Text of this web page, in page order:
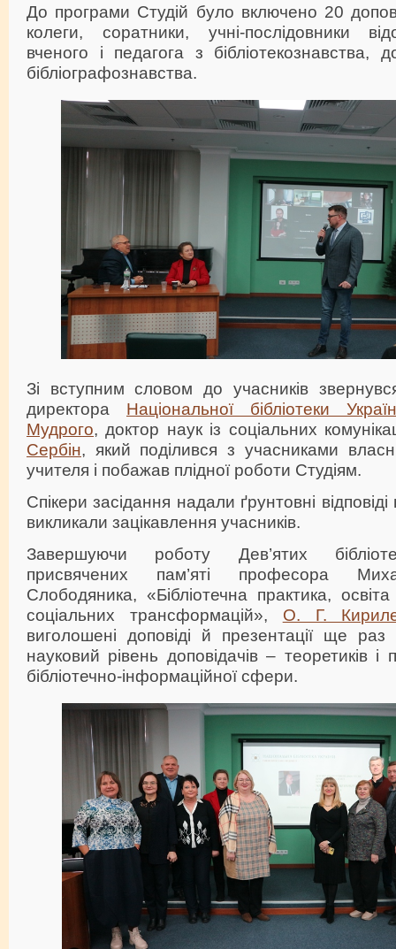
До програми Студій було включено 20
колеги, соратники, учні-послідовники
вченого і педагога з бібліотекознавства,
бібліографознавства.
Зі вступним словом до учасників
директора Національної бібліотеки
Мудрого, доктор наук із соціальних
Сербін, який поділився з учасниками
учителя і побажав плідної роботи Студіям.
Спікери засідання надали ґрунтовні
викликали зацікавлення учасників.
Завершуючи роботу Дев’ятих
присвячених пам’яті професора
Слободяника, «Бібліотечна практика,
соціальних трансформацій», О. Г.
виголошені доповіді й презентації ще раз
науковий рівень доповідачів – теоретиків і
бібліотечно-інформаційної сфери.